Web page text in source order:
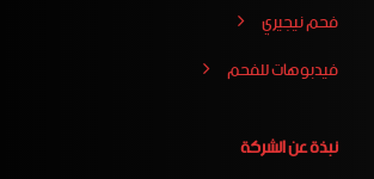
فحم نيجيري
فيدبوهات للفحم
نبذة عن الشركة